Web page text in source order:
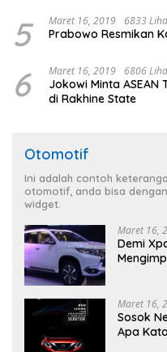
5 Maret 16, 2019 6833
Prabowo Resmikan
6 Maret 16, 2019 6806
Jokowi Minta ASEAN
di Rakhine State
Otomotif
Ini adalah contoh
otomotif, anda bisa
widget.
Maret 16,
Demi
Maret 16,
Sosok
Apa